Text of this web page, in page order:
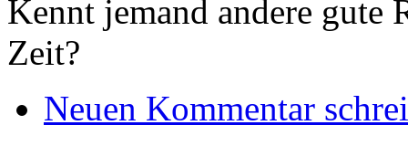
Kennt jemand andere gute
Zeit?
Neuen Kommentar